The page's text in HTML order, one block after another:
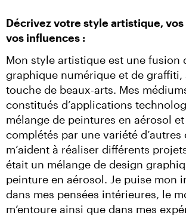
Décrivez votre style artistique,
vos influences :
Mon style artistique est une fusion
graphique numérique et de graffiti,
touche de beaux-arts. Mes
constitués d’applications
mélange de peintures en aérosol
complétés par une variété
m’aident à réaliser différents
était un mélange de design
peinture en aérosol. Je puise mon
dans mes pensées intérieures, le
m’entoure ainsi que dans mes